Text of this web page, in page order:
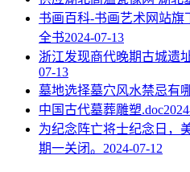
书画百科-书画艺术网站
全书2024-07-13
浙江发现商代晚期古城遗
07-13
墓地选择墓穴风水禁忌有
中国古代墓葬雕塑.doc
为纪念阵亡将士纪念日，
期一关闭。 2024-07-12